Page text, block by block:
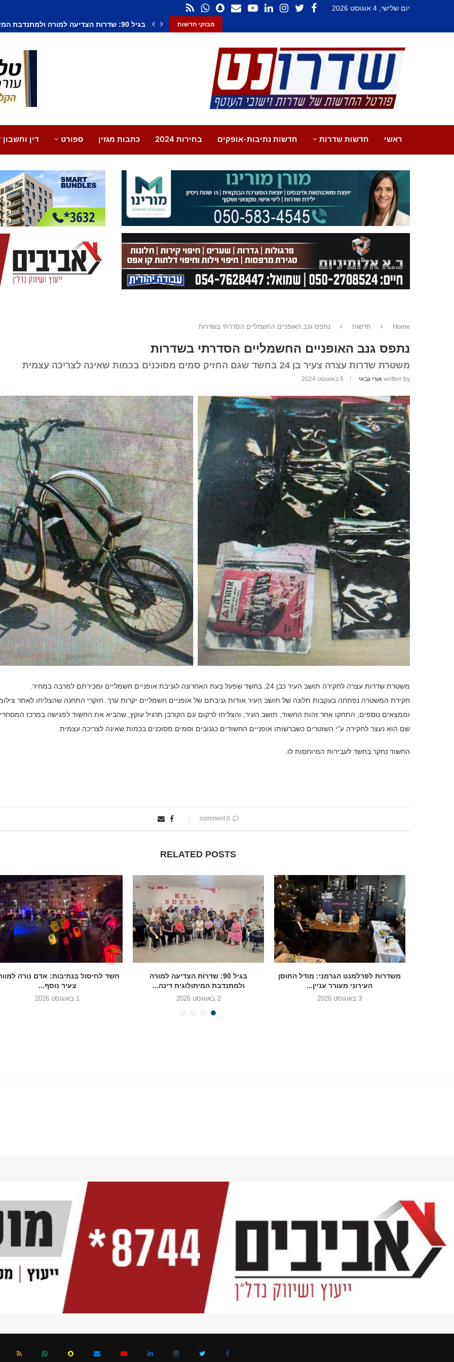
יום שלישי, 4 אוגוסט 2026
מבזקי חדשות חשד לחיסול בנתיבות: אדם נורה למוות, צעיר
ראשי חדשות שדרות חדשות נתיבות-אופקים בחירות 2024 כתבות מגזין ספורט דין וחשבון
Home חדשות נתפס גנב האופניים החשמליים הסדרתי בשדרות
נתפס גנב האופניים החשמליים הסדרתי בשדרות
משטרת שדרות עצרה צעיר בן 24 בחשד שגם החזיק סמים מסוכנים בכמות שאינה לצריכה עצמית
written by אורי גבאי 6 באוגוסט 2024
משטרת שדרות עצרה לחקירה תושב העיר כבן 24, בחשד שפעל בעת האחרונה לגניבת אופניים חשמליים ומכירתם למרבה במחיר.
חקירת המשטרה נפתחה בעקבות תלונה של תושב העיר אודות גניבתם של אופניים חשמליים יקרות ערך. חוקרי התחנה שהצליחו לאתר
וממצאים נוספים, התחקו אחר זהות החשוד, תושב העיר, והצליחו לרקום עם הקורבן תרגיל עוקץ, שהביא את החשוד לפגישה במרכז המסחרי,
שם הוא נעצר לחקירה ע"י השוטרים כשברשותו אופניים החשודים כגנובים וסמים מסוכנים בכמות שאינה לצריכה עצמית.
החשוד נחקר בחשד לעבירות המיוחסות לו.
0 comment
RELATED POSTS
משדרות לפרלמנט הגרמני: מודל החוסן
העירוני מעורר עניין...
3 באוגוסט 2026
בגיל 90: שדרות הצדיעה למורה
ולמתנדבת המיתולוגית דינה...
2 באוגוסט 2026
חשד לחיסול בנתיבות: אדם נורה
צעיר נוסף...
1 באוגוסט 2026